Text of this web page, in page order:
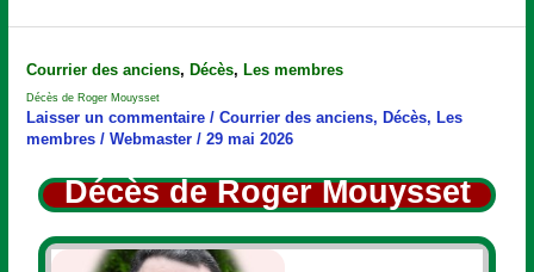
Courrier des anciens,Décès,Les membres
Décès de Roger Mouysset
Laisser un commentaire /Courrier des anciens,Décès,Les
membres /Webmaster/29 mai 2026
Décès de Roger Mouysset
Décès
Roger
Mouysset